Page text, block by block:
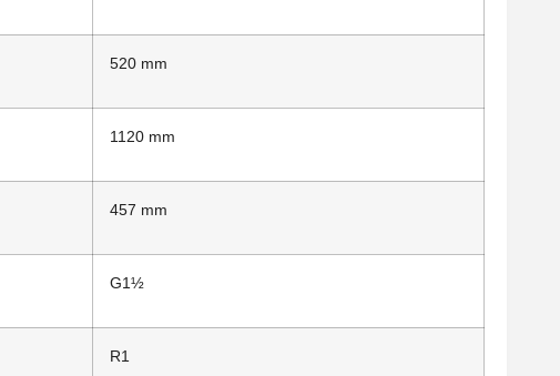
520 mm
1120 mm
457 mm
G1½
R1